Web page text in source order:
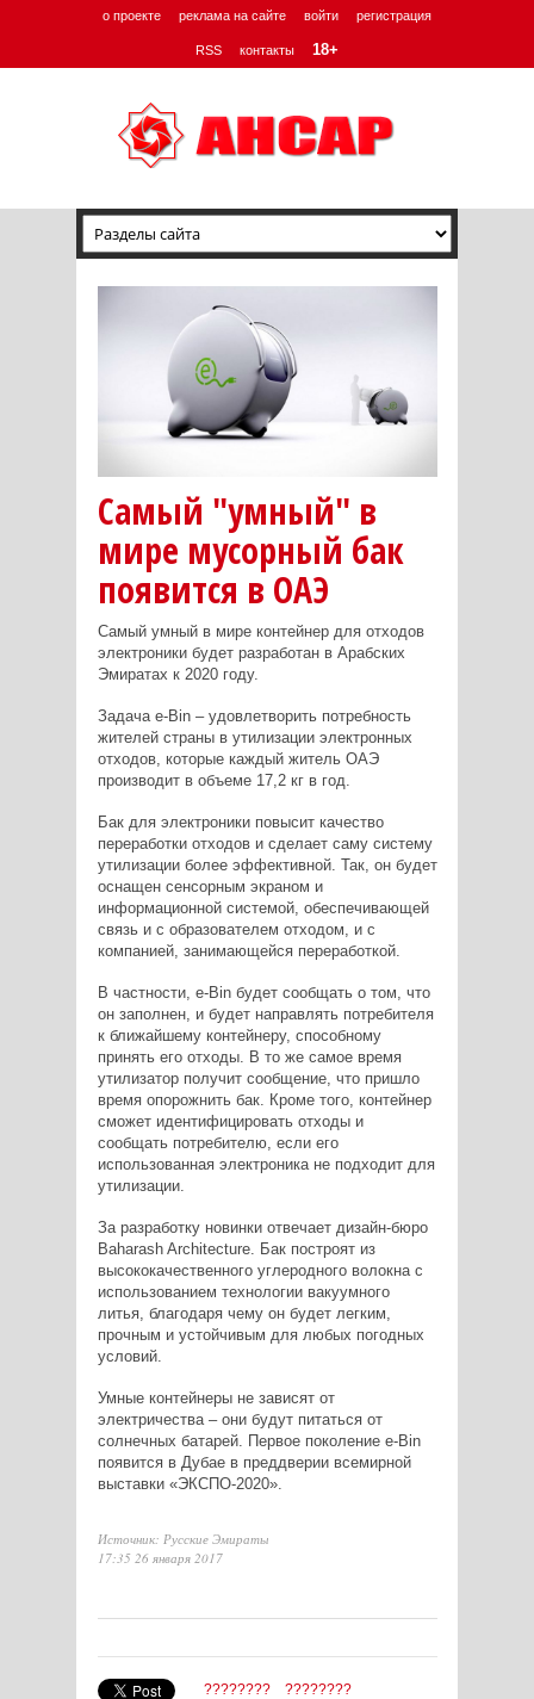
о проекте реклама на сайте войти регистрация
RSS контакты 18+
Самый "умный" в
мире мусорный бак
появится в ОАЭ
Самый умный в мире контейнер для отходов
электроники будет разработан в Арабских
Эмиратах к 2020 году.
Задача e-Bin – удовлетворить потребность
жителей страны в утилизации электронных
отходов, которые каждый житель ОАЭ
производит в объеме 17,2 кг в год.
Бак для электроники повысит качество
переработки отходов и сделает саму систему
утилизации более эффективной. Так, он будет
оснащен сенсорным экраном и
информационной системой, обеспечивающей
связь и с образователем отходом, и с
компанией, занимающейся переработкой.
В частности, e-Bin будет сообщать о том, что
он заполнен, и будет направлять потребителя
к ближайшему контейнеру, способному
принять его отходы. В то же самое время
утилизатор получит сообщение, что пришло
время опорожнить бак. Кроме того, контейнер
сможет идентифицировать отходы и
сообщать потребителю, если его
использованная электроника не подходит для
утилизации.
За разработку новинки отвечает дизайн-бюро
Baharash Architecture. Бак построят из
высококачественного углеродного волокна с
использованием технологии вакуумного
литья, благодаря чему он будет легким,
прочным и устойчивым для любых погодных
условий.
Умные контейнеры не зависят от
электричества – они будут питаться от
солнечных батарей. Первое поколение e-Bin
появится в Дубае в преддверии всемирной
выставки «ЭКСПО-2020».
Источник: Русские Эмираты
17:35 26 января 2017
???????? ????????